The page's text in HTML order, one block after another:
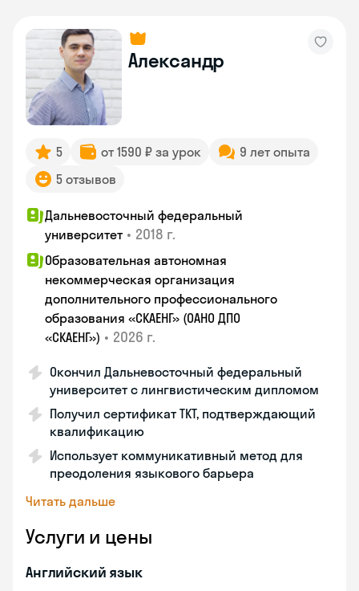
Александр
5 от 1590 ₽ за урок
9 лет опыта
5 отзывов
Дальневосточный федеральный
университет • 2018 г.
Образовательная автономная
некоммерческая организация
дополнительного профессионального
образования «СКАЕНГ» (ОАНО ДПО
«СКАЕНГ») • 2026 г.
Окончил Дальневосточный федеральный
университет с лингвистическим дипломом
Получил сертификат TKT, подтверждающий
квалификацию
Использует коммуникативный метод для
преодоления языкового барьера
Читать дальше
Услуги и цены
Английский язык